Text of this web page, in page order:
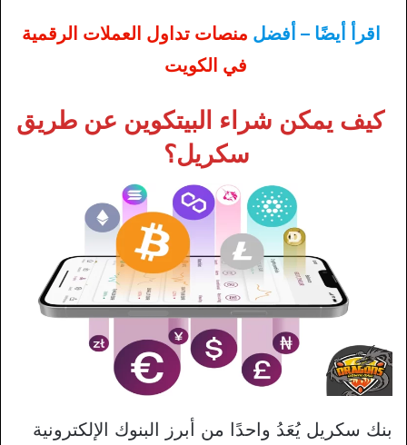
اقرأ أيضًا – أفضل منصات تداول العملات الرقمية
في الكويت
كيف يمكن شراء البيتكوين عن طريق
سكريل؟
بنك سكريل يُعَدُ واحدًا من أبرز البنوك الإلكترونية